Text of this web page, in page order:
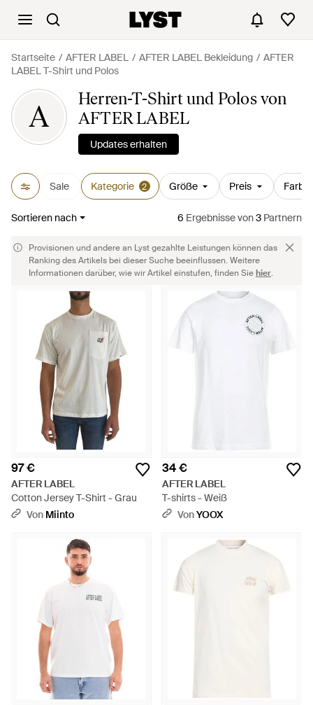
Startseite AFTER LABEL AFTER LABEL Bekleidung
AFTER
LABEL T-Shirt und Polos
A
Herren-T-Shirt und Polos von
AFTER LABEL
Updates erhalten
Sale Kategorie 2 Größe Preis Farbe
Sortieren nach 6 Ergebnissevon3 Partnern
Provisionen und andere an Lyst gezahlte Leistungen können das
Ranking des Artikels bei dieser Suche beeinflussen. Weitere
Informationen darüber, wie wir Artikel einstufen, finden Siehier.
97 €
AFTER LABEL
Cotton Jersey T-Shirt - Grau
Von Miinto
34 €
AFTER LABEL
T-shirts - Weiß
VonYOOX